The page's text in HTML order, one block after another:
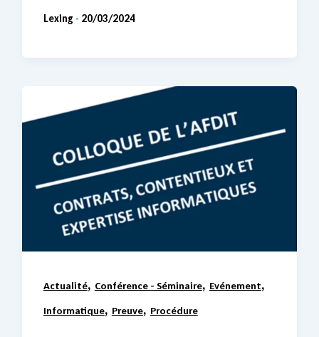
Lexing - 20/03/2024
Actualité, Conférence - Séminaire, Evénement,
Informatique, Preuve, Procédure